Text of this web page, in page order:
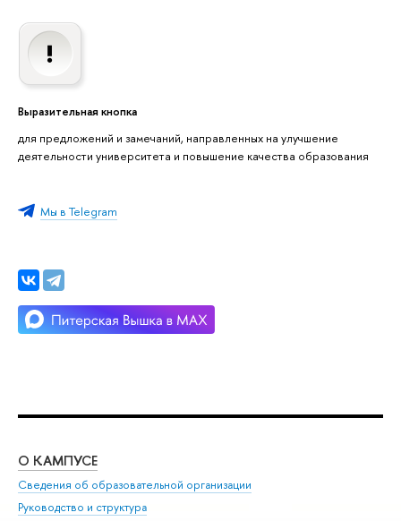
Выразительная кнопка
для предложений и замечаний, направленных на улучшение
деятельности университета и повышение качества образования
Мы в Telegram
О КАМПУСЕ
Сведения об образовательной организации
Руководство и структура